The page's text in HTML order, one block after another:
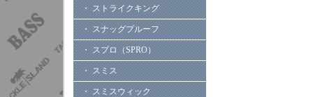
・ ストライクキング
・ スナッグプルーフ
・ スプロ（SPRO）
・ スミス
・ スミスウィック